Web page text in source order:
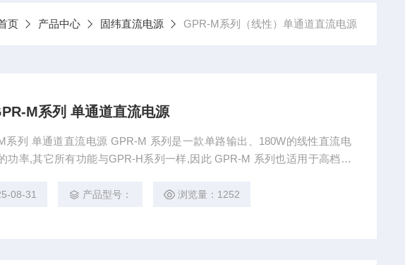
页 产品中心 固纬直流电源 GPR-M系列（线性）单通道直流电源
M系列 单通道直流电源
功率,其它所有功能与GPR-H系列一样,因此 GPR-M 系列也适用于高档台
选择动态或连续负载功能是GPR-M系列的显著特点。
08-31 产品型号： 浏览量：1252